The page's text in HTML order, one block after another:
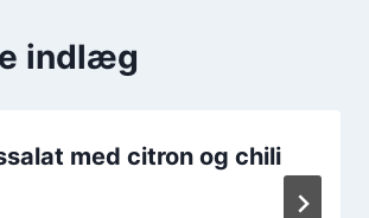
indlæg
med citron og chili